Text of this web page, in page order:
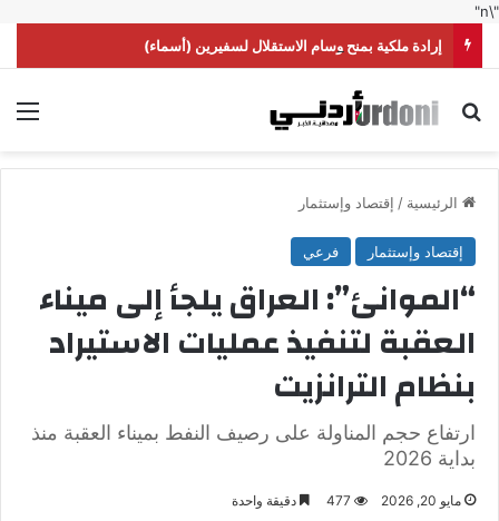
"\n"
إرادة ملكية بمنح وسام الاستقلال لسفيرين (أسماء)
بحث عن
الرئيسية / إقتصاد وإستثمار
إقتصاد وإستثمار فرعي
“الموانئ”: العراق يلجأ إلى ميناء
العقبة لتنفيذ عمليات الاستيراد
بنظام الترانزيت
ارتفاع حجم المناولة على رصيف النفط بميناء العقبة منذ
بداية 2026
مايو 20, 2026 477 دقيقة واحدة